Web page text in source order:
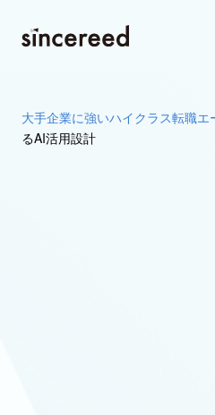
大手企業に強いハイクラス転職エ
るAI活用設計